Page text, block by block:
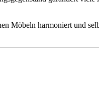
Möbeln harmoniert und